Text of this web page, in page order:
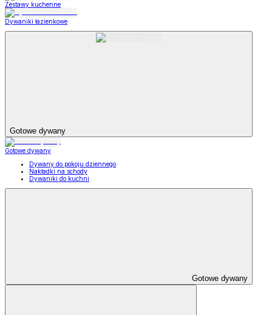
Zestawy kuchenne
Dywaniki łazienkowe
Gotowe dywany
Gotowe dywany
Dywany do pokoju dziennego
Nakładki na schody
Dywaniki do kuchni
Gotowe dywany